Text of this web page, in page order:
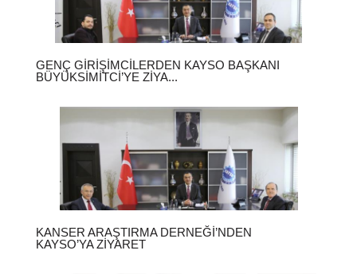
GENÇ GIRIŞIMCILERDEN KAYSO BAŞKANI
BÜYÜKSIMITCI’YE ZIYA...
KANSER ARAŞTIRMA DERNEĞI’NDEN
KAYSO’YA ZIYARET